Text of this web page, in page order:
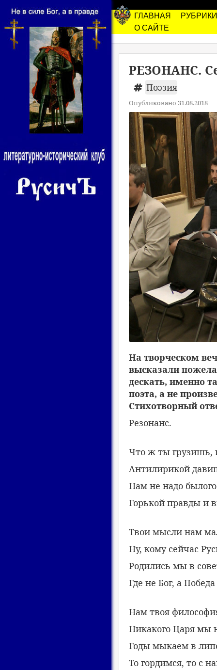
ГЛАВНАЯ
РУБРИКИ
О САЙТЕ
РЕЗОНАНС.
Поэзия
Опубликовано 31.08.2018
На творческом
высказали
дескать, именно
поэта, а не
Стихотворный
Резонанс.
Что ж ты грузишь,
Антилирикой
Нам не надо
Горькой правды и
Твои мысли нам
Ну, кому сейчас
Родились мы в
Где не Бог, а
Нам твоя
Никакого Царя мы
Годы мыкаем в
То гордимся, то с